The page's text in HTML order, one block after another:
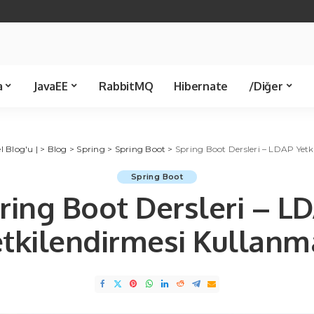
Template
JavaEE RabbitMQ Hibernate /Diğer
Blog'u | > Blog > Spring > Spring Boot > Spring Boot Dersleri – LDAP
Spring Boot
Boot Dersleri –